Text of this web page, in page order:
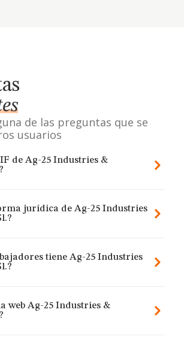
de las preguntas que se
usuarios
de Ag-25 Industries &
jurídica de Ag-25 Industries
tiene Ag-25 Industries
web Ag-25 Industries &